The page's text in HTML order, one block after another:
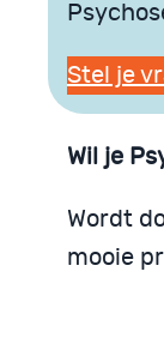
Stel je
Wil je
Wordt
mooie